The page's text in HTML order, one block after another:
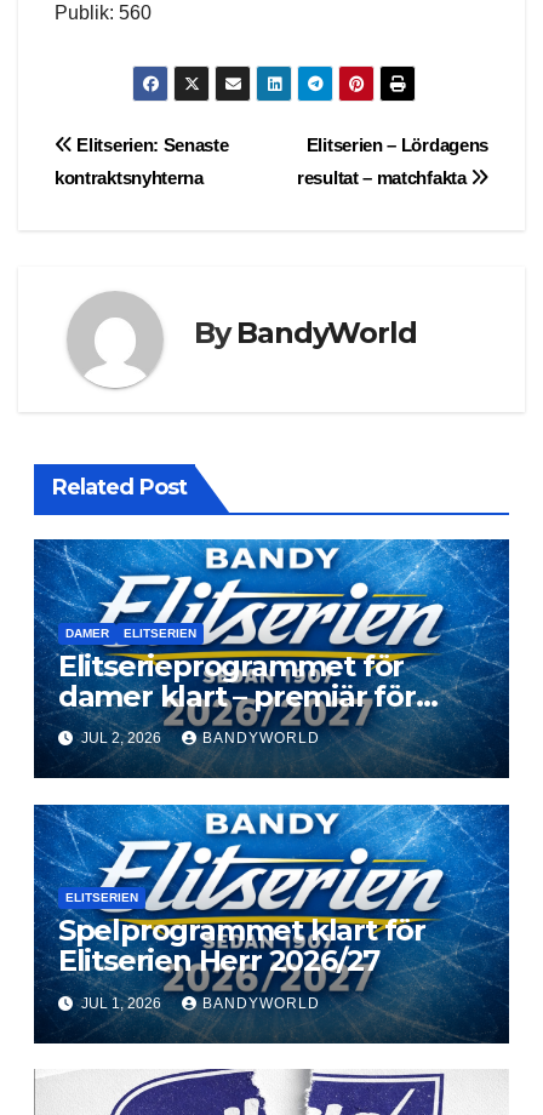
Publik: 560
Post
navigation
Elitserien – Lördagens
resultat – matchfakta
Elitserien: Senaste
kontraktsnyhterna
ByBandyWorld
Related Post
DAMER ELITSERIEN
Elitserieprogrammet för
damer klart – premiär för
Next Level
JUL 2, 2026 BANDYWORLD
ELITSERIEN
Spelprogrammet klart för
Elitserien Herr 2026/27
JUL 1, 2026 BANDYWORLD